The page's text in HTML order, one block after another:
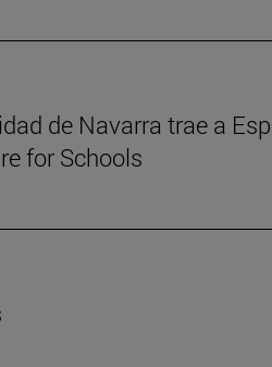
de Navarra trae a
for Schools